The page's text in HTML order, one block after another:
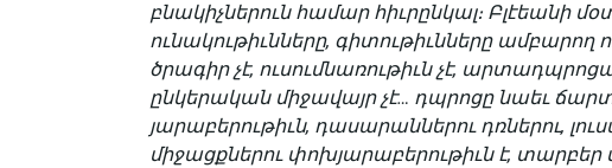
բնակիչներուն համար հիւրընկալ։ Բլէեանի
ունակութիւնները, գիտութիւնները ամբարող
ծրագիր չէ, ուսումնառութիւն չէ,
ընկերական միջավայր չէ… դպրոցը նաեւ
յարաբերութիւն, դա­սարաններու դռներու,
միջացքներու փոխյարաբերութիւն է,